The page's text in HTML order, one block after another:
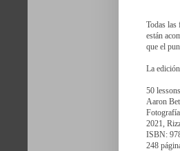
Todas las
están
que el
La
50
Aaron
2021,
ISBN:
248